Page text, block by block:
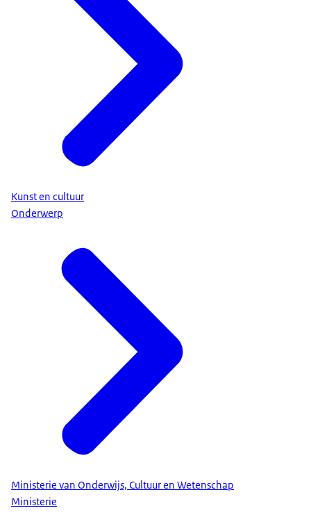
Kunst en cultuur
Onderwerp
Ministerie van Onderwijs, Cultuur en Wetenschap
Ministerie